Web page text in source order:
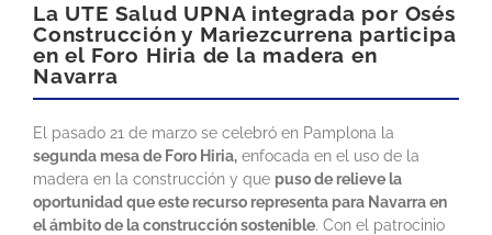
La UTE Salud UPNA integrada por Osés
Construcción y Mariezcurrena participa
en el Foro Hiria de la madera en
Navarra
El pasado 21 de marzo se celebró en Pamplona la
segunda mesa de Foro Hiria, enfocada en el uso de la
madera en la construcción y que puso de relieve la
oportunidad que este recurso representa para Navarra en
el ámbito de la construcción sostenible. Con el patrocinio